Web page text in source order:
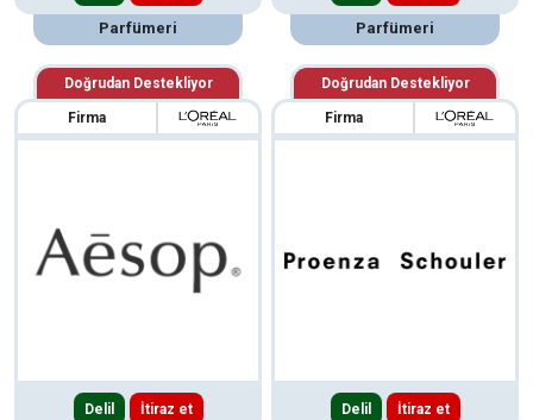
Parfümeri Parfümeri
Doğrudan Destekliyor
Firma
Delil İtiraz et
Doğrudan Destekliyor
Firma
Delil İtiraz et